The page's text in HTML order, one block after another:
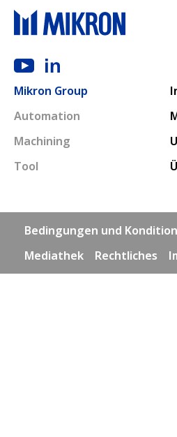
Mikron Group
Automation
Machining
Tool
Footer links
Bedingungen und
Mediathek
Rechtliches